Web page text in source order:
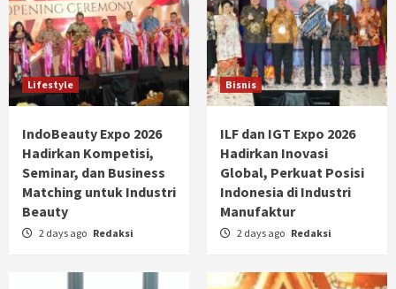
Lifestyle
IndoBeauty Expo 2026
Hadirkan Kompetisi,
Seminar, dan Business
Matching untuk Industri
Beauty
2 days ago Redaksi
Bisnis
ILF dan IGT Expo 2026
Hadirkan Inovasi
Global, Perkuat Posisi
Indonesia di Industri
Manufaktur
2 days ago Redaksi